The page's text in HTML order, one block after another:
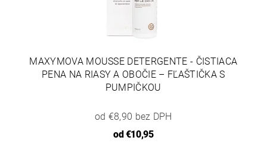
MAXYMOVA MOUSSE DETERGENTE - ČISTIACA
PENA NA RIASY A OBOČIE – FĽAŠTIČKA S
PUMPIČKOU
od €8,90 bez DPH
od€10,95